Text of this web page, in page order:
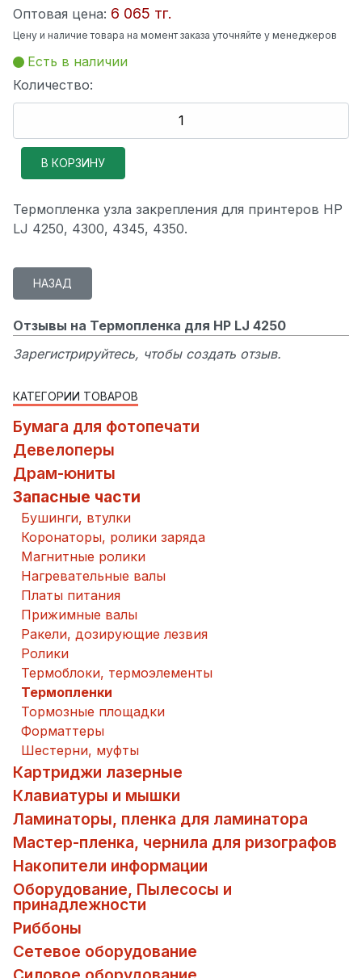
Оптовая цена: 6 065 тг.
Цену и наличие товара на момент заказа уточняйте у менеджеров
Есть в наличии
Количество:
Термопленка узла закрепления для принтеров HP
LJ 4250, 4300, 4345, 4350.
Отзывы на Термопленка для HP LJ 4250
Зарегистрируйтесь, чтобы создать отзыв.
КАТЕГОРИИ ТОВАРОВ
Бумага для фотопечати
Девелоперы
Драм-юниты
Запасные части
Бушинги, втулки
Коронаторы, ролики заряда
Магнитные ролики
Нагревательные валы
Платы питания
Прижимные валы
Ракели, дозирующие лезвия
Ролики
Термоблоки, термоэлементы
Термопленки
Тормозные площадки
Форматтеры
Шестерни, муфты
Картриджи лазерные
Клавиатуры и мышки
Ламинаторы, пленка для ламинатора
Мастер-пленка, чернила для ризографов
Накопители информации
Оборудование, Пылесосы и
принадлежности
Риббоны
Сетевое оборудование